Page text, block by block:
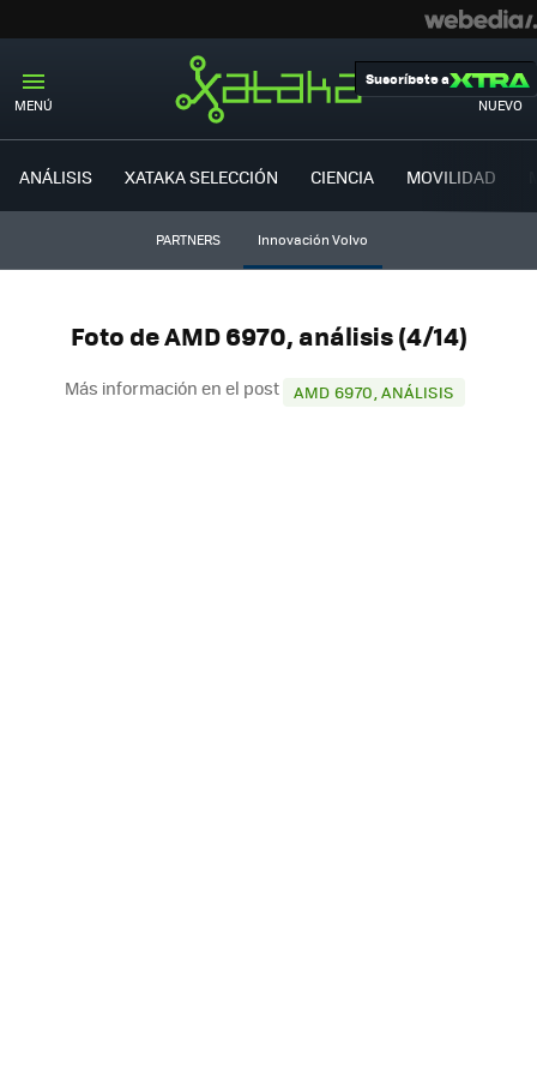
MENÚ NUEVO
Suscríbete a
ANÁLISIS XATAKA SELECCIÓN CIENCIA MOVILIDAD
PARTNERS Innovación Volvo
Foto de AMD 6970, análisis (4/14)
Más información en el post AMD 6970, ANÁLISIS